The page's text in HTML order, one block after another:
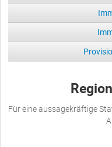
Für eine aussagekräftige